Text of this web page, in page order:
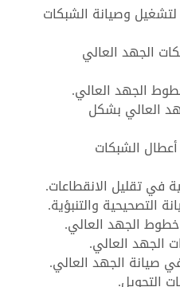
وصيانة الشبكات
الجهد العالي
الجهد العالي.
العالي بشكل
الشبكات
في تقليل الانقطاعات.
التصحيحية والتنبؤية.
الجهد العالي.
العالي.
صيانة الجهد العالي.
التحويل.